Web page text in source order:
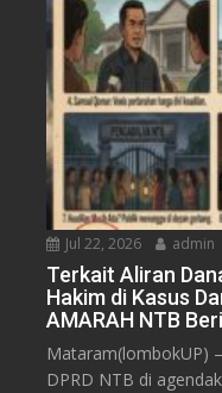
Jul 22, 2026 admin
Terkait Aliran
Hakim di Kasus
AMARAH NTB
Mataram(lombokUP)
DPRD NTB di